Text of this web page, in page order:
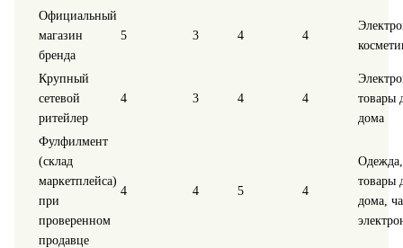
Официальный
магазин
бренда
5 3 4 4
Крупный
сетевой
ритейлер
4 3 4 4
товары
дома
Фулфилмент
(склад
маркетплейса)
при
проверенном
продавце
4 4 5 4
Одежда,
товары
дома,